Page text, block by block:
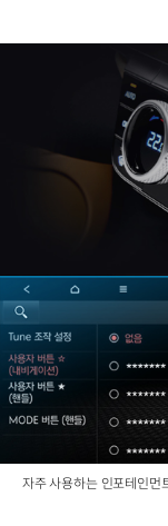
자주 사용하는 인포테인